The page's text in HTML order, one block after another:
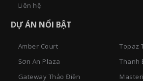
Liên hệ
DỰ ÁN NỔI BẬT
Amber Court
Topaz
Sơn An Plaza
Thanh
Gateway Thảo Điền